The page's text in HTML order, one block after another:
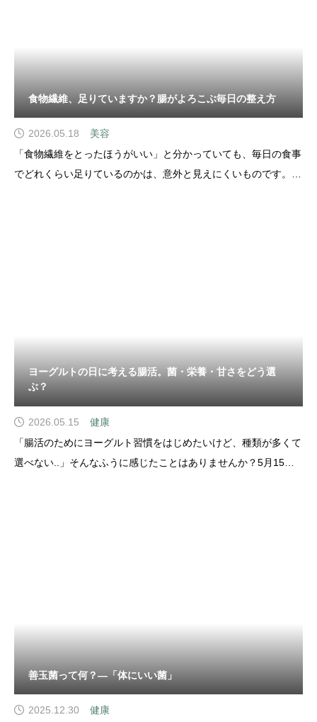
食物繊維、足りていますか？腸がよろこぶ毎日の整え方
2026.05.18
美容
「食物繊維をとったほうがいい」と分かっていても、毎日の食事
でどれくらい足りているのかは、意外と見えにくいものです。野
ヨーグルトの日に考える腸活。菌・栄養・甘さをどう選
ぶ？
2026.05.15
健康
「腸活のためにヨーグルト習慣をはじめたいけど、種類が多くて
選べない..」そんなふうに感じたことはありませんか？5月15日
善玉菌って何？―「体にいい菌」
2025.12.30 健康